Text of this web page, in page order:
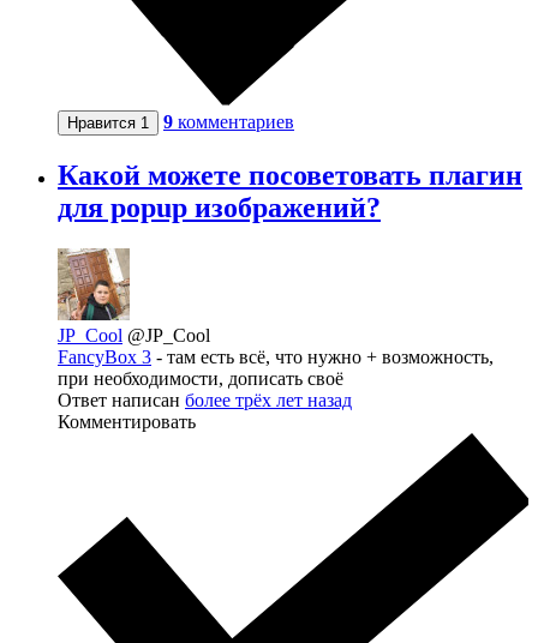
Нравится 1 9 комментариев
Какой можете посоветовать плагин
для popup изображений?
JP_Cool @JP_Cool
FancyBox 3 - там есть всё, что нужно + возможность,
при необходимости, дописать своё
Ответ написан более трёх лет назад
Комментировать